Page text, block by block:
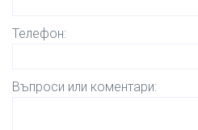
Телефон:
Въпроси или коментари: